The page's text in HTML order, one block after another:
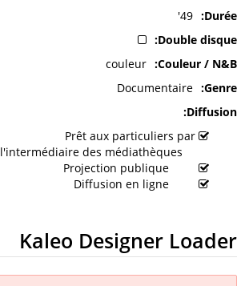
Durée
49'
Double disque
Couleur / N&B
couleur
Genre
Documentaire
Diffusion
Prêt aux particuliers par
l'intermédiaire des médiathèques
Kaleo Designer Loader